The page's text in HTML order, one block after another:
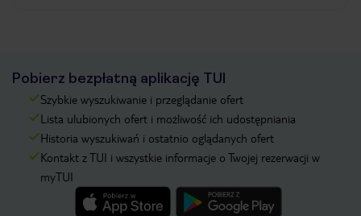
Pobierz bezpłatną aplikację TUI
Szybkie wyszukiwanie i przeglądanie ofert
Lista ulubionych ofert i możliwość ich udostępniania
Historia wyszukiwań i ostatnio oglądanych ofert
Kontakt z TUI i wszystkie informacje o Twojej rezerwacji w
myTUI